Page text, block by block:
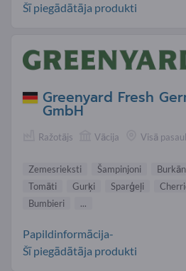
Šī piegādātāja produkti
Greenyard Fresh
GmbH
Ražotājs Vācija Visā
Zemesrieksti Šampinjoni
Tomāti
Gurķi Sparģeļi
Bumbieri
...
Papildinformācija-
Šī piegādātāja produkti